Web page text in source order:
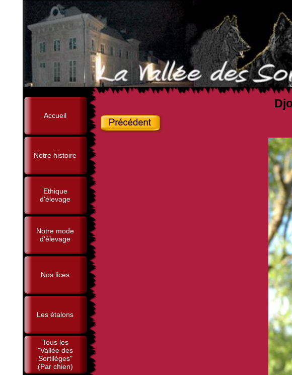
Accueil
Notre histoire
Ethique
d'élevage
Notre mode
d'élevage
Nos lices
Les étalons
Tous les
"Vallée des
Sortilèges"
(Par chien)